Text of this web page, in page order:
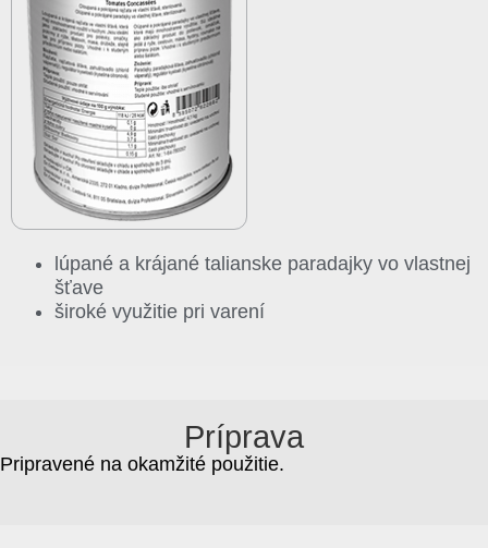
lúpané a krájané talianske paradajky vo vlastnej
šťave
široké využitie pri varení
Príprava
Pripravené na okamžité použitie.